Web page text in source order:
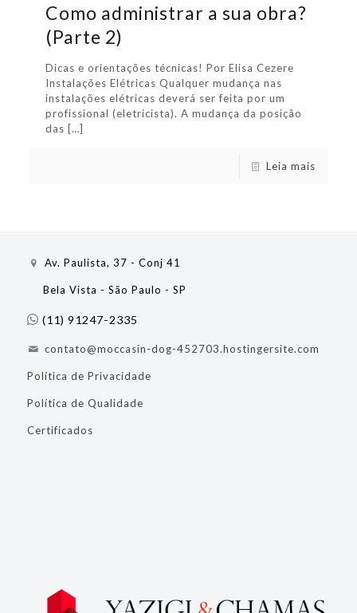
Como administrar a sua obra?
(Parte 2)
Dicas e orientações técnicas! Por Elisa Cezere
Instalações Elétricas Qualquer mudança nas
instalações elétricas deverá ser feita por um
profissional (eletricista). A mudança da posição
das […]
Leia mais
Av. Paulista, 37 - Conj 41
Bela Vista - São Paulo - SP
(11) 91247-2335
contato@moccasin-dog-452703.hostingersite.com
Política de Privacidade
Política de Qualidade
Certificados